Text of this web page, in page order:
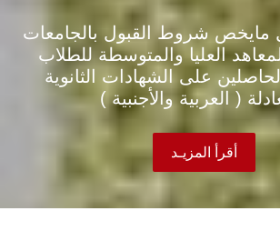
شروط القبول بالجامعات
العلیا والمتوسطة للطلاب
على الشھادات الثانویة
( العربیة والأجنبیة )
أقرأ المزيـد